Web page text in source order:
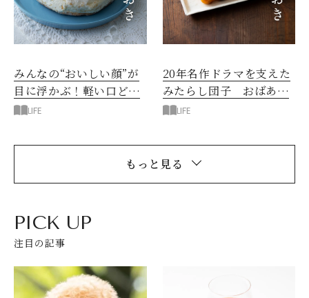
みんなの“おいしい顔”が
目に浮かぶ！軽い口どけ
の「個数限定リピ買い」
LIFE
20年名作ドラマを支えた
みたらし団子 おばあち
ゃんの笑顔に励まされて
LIFE
もっと見る
PICK UP
注目の記事